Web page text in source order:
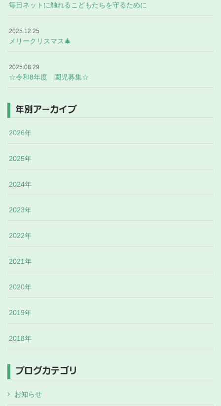
毎日ネットに触れるこどもたちを守るために
2025.12.25
メリークリスマス🎄
2025.08.29
☆令和8年度 園児募集☆
年別アーカイブ
2026年
2025年
2024年
2023年
2022年
2021年
2020年
2019年
2018年
ブログカテゴリ
お知らせ